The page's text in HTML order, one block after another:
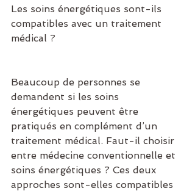
Les soins énergétiques sont-ils
compatibles avec un traitement
médical ?
Beaucoup de personnes se
demandent si les soins
énergétiques peuvent être
pratiqués en complément d’un
traitement médical. Faut-il choisir
entre médecine conventionnelle et
soins énergétiques ? Ces deux
approches sont-elles compatibles